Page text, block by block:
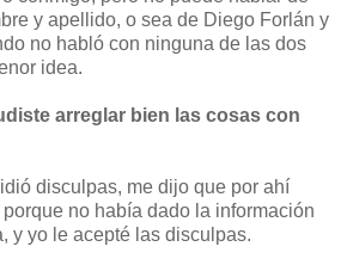
y apellido, o sea de Diego Forlán y
no habló con ninguna de las dos
idea.
arreglar bien las cosas con
disculpas, me dijo que por ahí
no había dado la información
y yo le acepté las disculpas.